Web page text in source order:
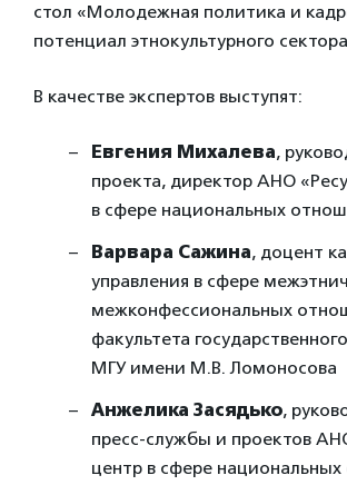
стол «Молодежная политика и
потенциал этнокультурного
В качестве экспертов выступят:
Евгения Михалева,
проекта, директор АНО
в сфере национальных
Варвара Сажина, доцент
управления в сфере
межконфессиональных
факультета
МГУ имени М.В. Ломоносова
Анжелика Засядько,
пресс-службы и проектов
центр в сфере